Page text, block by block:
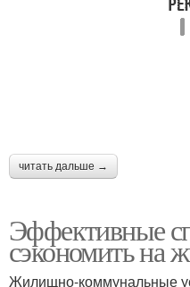
читать дальше →
Эффективные
сэкономить на
Жилищно-коммунальные